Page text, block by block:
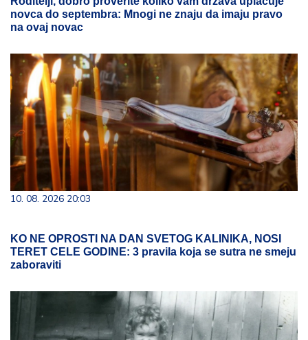
novca do septembra: Mnogi ne znaju da imaju pravo
na ovaj novac
10. 08. 2026 20:03
KO NE OPROSTI NA DAN SVETOG KALINIKA, NOSI
TERET CELE GODINE: 3 pravila koja se sutra ne smeju
zaboraviti